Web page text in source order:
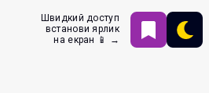
Швидкий доступ
встанови ярлик
на екран 📱 →